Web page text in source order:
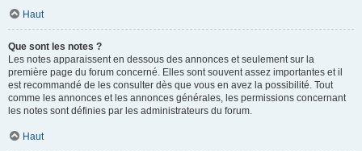
Haut
Que sont les notes ?
Les notes apparaissent en dessous des annonces et seulement sur la
première page du forum concerné. Elles sont souvent assez importantes et il
est recommandé de les consulter dès que vous en avez la possibilité. Tout
comme les annonces et les annonces générales, les permissions concernant
les notes sont définies par les administrateurs du forum.
Haut